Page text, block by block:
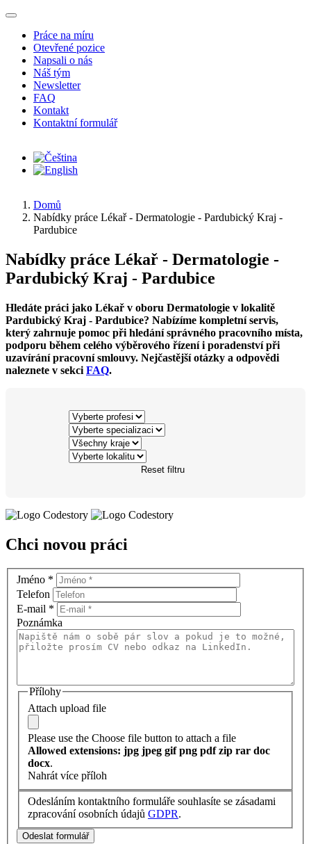
Přejít k hlavnímu obsahu
Práce na míru
Otevřené pozice
Napsali o nás
Náš tým
Newsletter
FAQ
Kontakt
Kontaktní formulář
Domů
Nabídky práce Lékař - Dermatologie - Pardubický Kraj -
Pardubice
Nabídky práce Lékař - Dermatologie -
Pardubický Kraj - Pardubice
Hledáte práci jako Lékař v oboru Dermatologie v lokalitě
Pardubický Kraj - Pardubice? Nabízíme kompletní servis,
který zahrnuje pomoc při hledání správného pracovního místa,
podporu během celého výběrového řízení i poradenství při
uzavírání pracovní smlouvy. Nejčastější otázky a odpovědi
naleznete v sekci FAQ.
Reset filtru
Chci novou práci
Jméno *
Telefon
E-mail *
Poznámka
Přílohy
Attach upload file
Please use the Choose file button to attach a file
Allowed extensions: jpg jpeg gif png pdf zip rar doc
docx.
Nahrát více příloh
Odesláním kontaktního formuláře souhlasíte se zásadami
zpracování osobních údajů GDPR.
Odeslat formulář